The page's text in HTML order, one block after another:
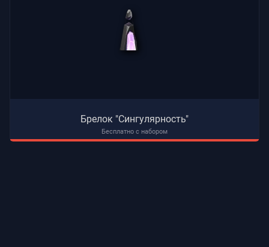
Брелок "Сингулярность"
Бесплатно с набором